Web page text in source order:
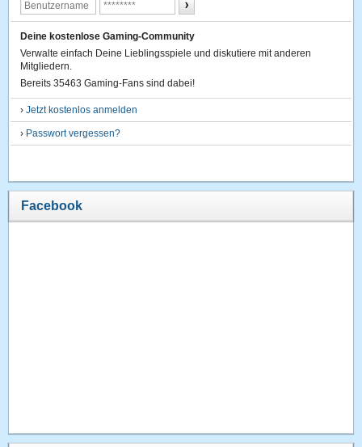
Deine kostenlose Gaming-Community
Verwalte einfach Deine Lieblingsspiele und diskutiere mit anderen
Mitgliedern.
Bereits 35463 Gaming-Fans sind dabei!
›Jetzt kostenlos anmelden
› Passwort vergessen?
Facebook